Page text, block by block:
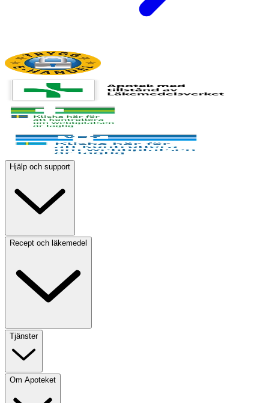
Hjälp och support
Recept och läkemedel
Tjänster
Om Apoteket